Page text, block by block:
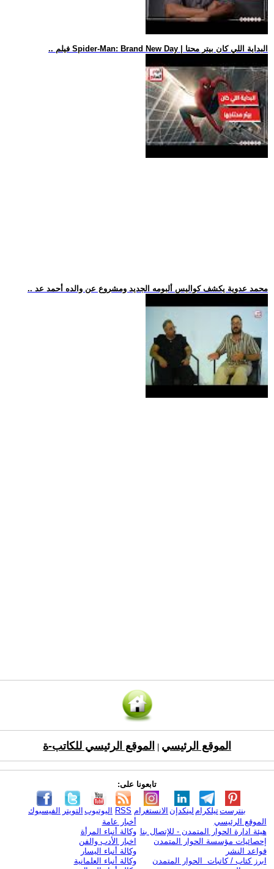
.. فيلم Spider-Man: Brand New Day | البداية اللي كان بيتر محتا
.. محمد عدوية يكشف كواليس ألبومه الجديد ومشروع عن والده أحمد عد
الموقع الرئيسي الموقع الرئيسي للكاتب-ة
تابعونا على:
الفيسبوك التويتر اليوتيوب RSS الانستغرام لينكدإن تيلكرامبنترست
الموقع الرئيسي
هيئة ادارة الحوار المتمدن - للإتصال بنا
إحصائيات مؤسسة الحوار المتمدن
قواعد النشر
ابرز كتاب / كاتبات الحوار المتمدن
أخبار عامة
وكالة أنباء المرأة
اخبار الأدب والفن
وكالة أنباء اليسار
وكالة أنباء العلمانية